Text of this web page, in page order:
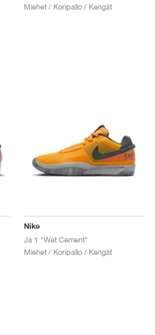
Miehet / Koripallo / Kengät
Nike
Ja 1 "Wet Cement"
Miehet / Koripallo / Kengät